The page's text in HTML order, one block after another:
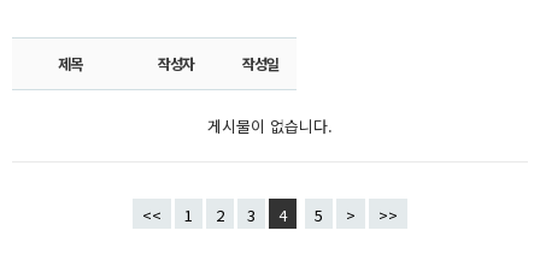
제목 작성자 작성일
게시물이 없습니다.
<< 1 2 3 4 5 > >>